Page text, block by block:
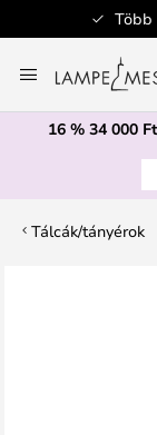
Több
a
tartalomhoz
16 % 34 000
Tálcák/tányérok